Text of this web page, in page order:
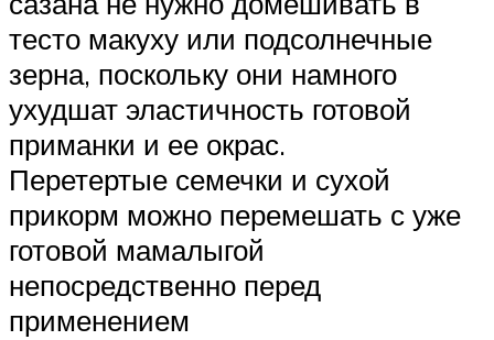
тесто макуху или подсолнечные
зерна, поскольку они намного
ухудшат эластичность готовой
приманки и ее окрас.
Перетертые семечки и сухой
прикорм можно перемешать с уже
готовой мамалыгой
непосредственно перед
применением